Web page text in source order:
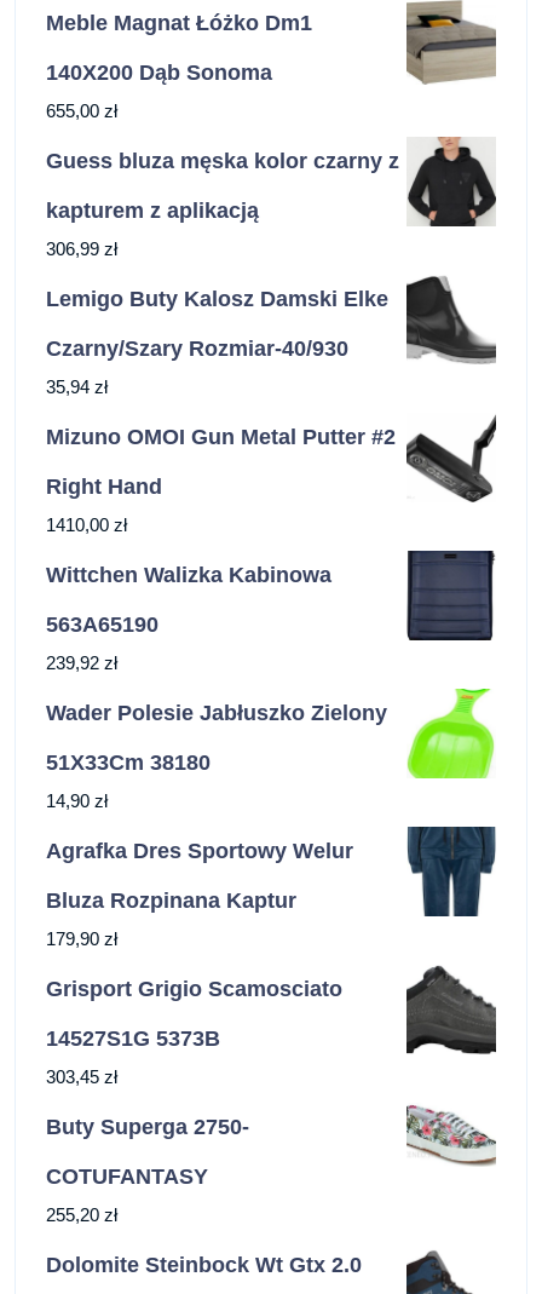
Meble Magnat Łóżko Dm1
140X200 Dąb Sonoma
655,00 zł
Guess bluza męska kolor czarny z
kapturem z aplikacją
306,99 zł
Lemigo Buty Kalosz Damski Elke
Czarny/Szary Rozmiar-40/930
35,94 zł
Mizuno OMOI Gun Metal Putter #2
Right Hand
1410,00 zł
Wittchen Walizka Kabinowa
563A65190
239,92 zł
Wader Polesie Jabłuszko Zielony
51X33Cm 38180
14,90 zł
Agrafka Dres Sportowy Welur
Bluza Rozpinana Kaptur
179,90 zł
Grisport Grigio Scamosciato
14527S1G 5373B
303,45 zł
Buty Superga 2750-
COTUFANTASY
255,20 zł
Dolomite Steinbock Wt Gtx 2.0